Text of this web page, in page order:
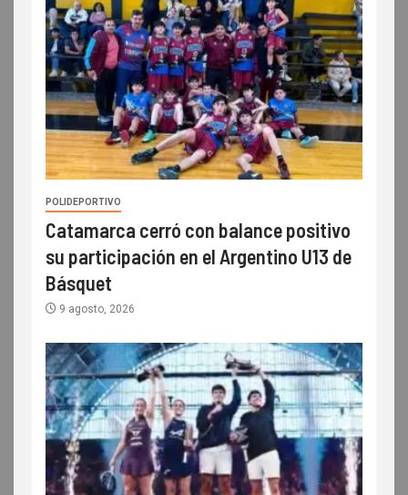
POLIDEPORTIVO
Catamarca cerró con balance positivo
su participación en el Argentino U13 de
Básquet
9 agosto, 2026